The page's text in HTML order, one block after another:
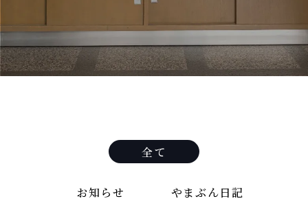
全て
お知らせ やまぶん日記